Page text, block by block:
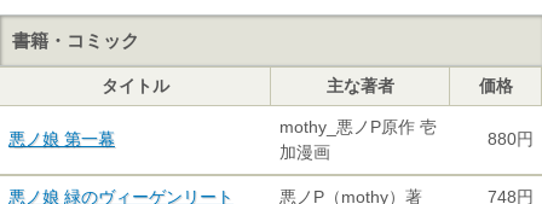
書籍・コミック
タイトル 主な著者 価格
悪ノ娘 第一幕
mothy_悪ノP原作 壱
加漫画
880円
悪ノ娘 緑のヴィーゲンリート 悪ノP（mothy）著 748円